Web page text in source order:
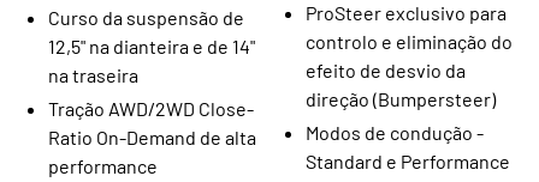
Curso da suspensão de
12,5" na dianteira e de 14"
na traseira
Tração AWD/2WD Close-
Ratio On-Demand de alta
performance
ProSteer exclusivo para
controlo e eliminação do
efeito de desvio da
direção (Bumpersteer)
Modos de condução -
Standard e Performance